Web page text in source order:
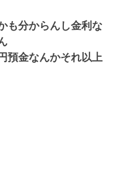
も分からんし金利な
預金なんかそれ以上